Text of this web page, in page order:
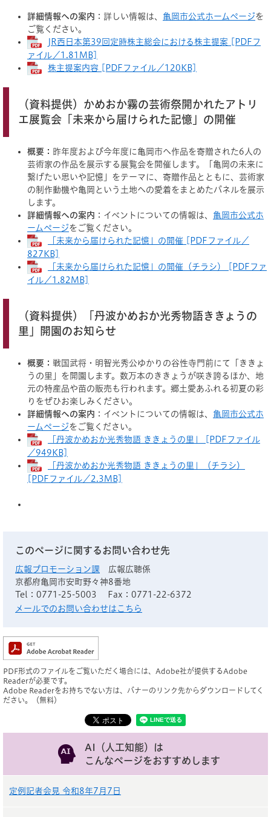
詳細情報への案内 ：詳しい情報は、 亀岡市公式ホームページを
ご覧ください。
JR西日本第39回定時株主総会における株主提案 [PDFフ
ァイル／1.81MB]
株主提案内容 [PDFファイル／120KB]
（資料提供）かめおか霧の芸術祭開かれたアトリ
エ展覧会「未来から届けられた記憶」の開催
概要： 昨年度および今年度に亀岡市へ作品を寄贈された6人の
芸術家の作品を展示する展覧会を開催します。「亀岡の未来に
繋げたい思いや記憶」をテーマに、寄贈作品とともに、芸術家
の制作動機や亀岡という土地への愛着をまとめたパネルを展示
します。
詳細情報への案内 ：イベントについての情報は、 亀岡市公式ホ
ームページをご覧ください。
「未来から届けられた記憶」の開催 [PDFファイル／
827KB]
「未来から届けられた記憶」の開催（チラシ） [PDFファ
イル／1.82MB]
（資料提供）「丹波かめおか光秀物語ききょうの
里」開園のお知らせ
概要： 戦国武将・明智光秀公ゆかりの谷性寺門前にて「ききょ
うの里」を開園します。数万本のききょうが咲き誇るほか、地
元の特産品や苗の販売も行われます。郷土愛あふれる初夏の彩
りをぜひお楽しみください。
詳細情報への案内 ：イベントについての情報は、 亀岡市公式ホ
ームページをご覧ください。
「丹波かめおか光秀物語 ききょうの里」 [PDFファイル
／949KB]
「丹波かめおか光秀物語 ききょうの里」（チラシ）
[PDFファイル／2.3MB]
このページに関するお問い合わせ先
広報プロモーション課
広報広聴係
京都府亀岡市安町野々神8番地
Tel：0771-25-5003
Fax：0771-22-6372
メールでのお問い合わせはこちら
PDF形式のファイルをご覧いただく場合には、Adobe社が提供するAdobe
Readerが必要です。
Adobe Readerをお持ちでない方は、バナーのリンク先からダウンロードしてく
ださい。（無料）
AI（人工知能）は
こんなページをおすすめします
定例記者会見 令和8年7月7日